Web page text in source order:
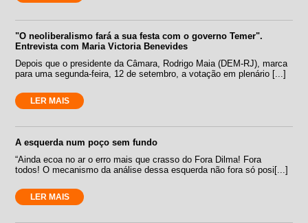
"O neoliberalismo fará a sua festa com o governo Temer".
Entrevista com Maria Victoria Benevides
Depois que o presidente da Câmara, Rodrigo Maia (DEM-RJ), marca
para uma segunda-feira, 12 de setembro, a votação em plenário [...]
LER MAIS
A esquerda num poço sem fundo
“Ainda ecoa no ar o erro mais que crasso do Fora Dilma! Fora
todos! O mecanismo da análise dessa esquerda não fora só posi[...]
LER MAIS